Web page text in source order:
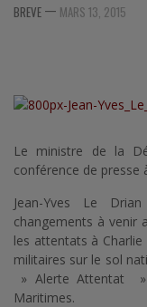
BREVE — MARS 13, 2015
Le ministre de la
conférence de presse
Jean-Yves Le
changements à venir
les attentats à
militaires sur le sol
» Alerte Attentat »
Maritimes.